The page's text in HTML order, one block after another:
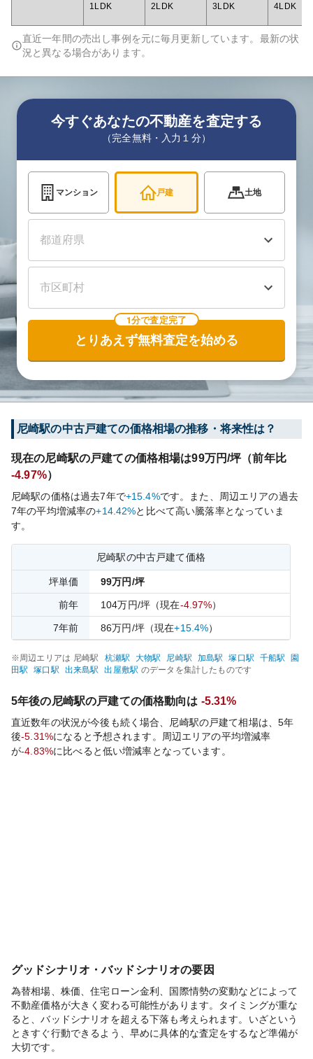
1LDK 2LDK 3LDK 4LDK
直近一年間の売出し事例を元に毎月更新しています。最新の状
況と異なる場合があります。
今すぐあなたの不動産を査定する
（完全無料・入力１分）
マンション 戸建 土地
1分で査定完了
とりあえず無料査定を始める
尼崎駅の中古戸建ての価格相場の推移・将来性は？
現在の尼崎駅の戸建ての価格相場は99万円/坪（前年比
-4.97%）
尼崎駅の価格は過去7年で+15.4%です。
また、周辺エリアの過去
7年の平均増減率の+14.42%と比べて高い騰落率となっていま
す。
尼崎駅の中古戸建て価格
坪単価 99万円/坪
前年 104万円/坪 （現在-4.97%）
7年前 86万円/坪（現在+15.4%）
※周辺エリアは 尼崎駅 杭瀬駅 大物駅 尼崎駅 加島駅 塚口駅 千船駅
園
田駅 塚口駅 出来島駅 出屋敷駅 のデータを集計したものです
5年後の尼崎駅の戸建ての価格動向は -5.31%
直近数年の状況が今後も続く場合、 尼崎駅の戸建て相場は、5年
後-5.31%になると予想されます。周辺エリアの平均増減率
が-4.83%に比べると低い増減率となっています。
グッドシナリオ・バッドシナリオの要因
為替相場、株価、住宅ローン金利、国際情勢の変動などによって
不動産価格が大きく変わる可能性があります。タイミングが重な
ると、バッドシナリオを超える下落も考えられます。いざという
ときすぐ行動できるよう、早めに具体的な査定をするなど準備が
大切です。